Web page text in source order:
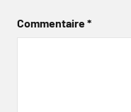
Commentaire*